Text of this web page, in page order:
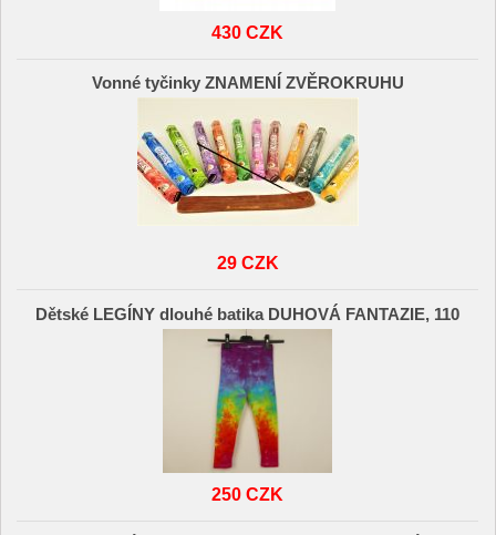
430 CZK
Vonné tyčinky ZNAMENÍ ZVĚROKRUHU
29 CZK
Dětské LEGÍNY dlouhé batika DUHOVÁ FANTAZIE, 110
250 CZK